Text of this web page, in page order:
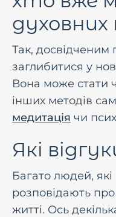
Так, досвiдченим
заглибитися у
Вона може стати
iнших методiв
медитацiя чи
Які
Багато людей, якi
розповiдають
життi. Ось